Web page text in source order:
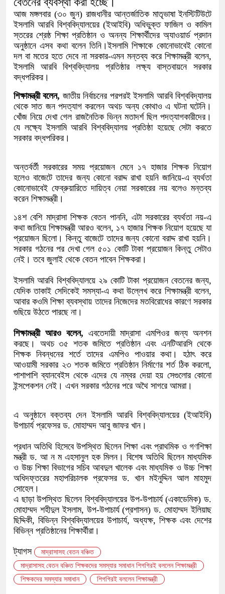
আজ মঙ্গলবার (৩০ জুন) রাজধানীর আন্তর্জাতিক মাতৃভাষা ইনস্টিটিউটে
ইসলামি আরবি বিশ্ববিদ্যালয়ের (ইআইবি) অধিভুক্ত ফাজিল ও কামিল
স্তরের শ্রেষ্ঠ শিক্ষা প্রতিষ্ঠান ও অনন্য শিক্ষার্থীদের অ্যাওয়ার্ড প্রদান
অনুষ্ঠানে এসব কথা বলেন তিনি।ইসলামি শিক্ষাকে কোনোভাবেই কোনো
দল বা মতের হতে দেবে না সরকার-এমন মন্তব্য করে শিক্ষামন্ত্রী বলেন,
ইসলামি আরবি বিশ্ববিদ্যালয় প্রতিষ্ঠার লক্ষ্য বাস্তবায়নে সরকার
বদ্ধপরিকর।
শিক্ষামন্ত্রী বলেন, জাতীয় নির্বাচনের পরপরই ইসলামি আরবি বিশ্ববিদ্যালয়
থেকে সাত জন পদত্যাগ করলেন অথচ অন্য কোথাও এ ঘটনা ঘটেনি।
খোঁজ নিয়ে দেখা গেল রাজনৈতিক ভিন্ন মতাদর্শ ছিল পদত্যাগকারীদের।
যে লক্ষ্যে ইসলামি আরবি বিশ্ববিদ্যালয় প্রতিষ্ঠা হয়েছে সেটা করতে
সরকার বদ্ধপরিকর।
অন্তর্বর্তী সরকারের সময় প্রয়োজন মেনে ১৭ হাজার শিক্ষক নিয়োগ
হলেও বাজেটে তাদের জন্য কোনো বরাদ্দ রাখা হয়নি জানিয়ে-এ ব্যর্থতা
কোনোভাবেই ফেব্রুয়ারিতে দায়িত্ব নেয়া সরকারের নয় বলেও মন্তব্য
করেন শিক্ষামন্ত্রী।
১৪শ বেশি মাদ্রাসা শিক্ষক বেতন পাননি, এটা সরকারের ব্যর্থতা নয়-এ
কথা জানিয়ে শিক্ষামন্ত্রী আরও বলেন, ১৭ হাজার শিক্ষক নিয়োগ হয়েছে যা
প্রয়োজন ছিলো। কিন্তু বাজেটে তাদের জন্য কোনো বরাদ্দ রাখা হয়নি।
সরকার গঠনের পর দেখা গেল ৫০১ কোটি টাকা প্রয়োজন কিন্তু সেটাও
নেই। তবে জুলাই থেকে বেতন পাবেন শিক্ষকরা।
ইসলামি আরবি বিশ্ববিদ্যালয়ে ২৯ কোটি টাকা প্রয়োজন বেতনের জন্য,
যেদিক তাকাই সেদিকেই সমস্যা-এ কথা উল্লেখ করে শিক্ষামন্ত্রী বলেন,
আবার কওমি শিক্ষা ব্যবস্থায় তাদের নিজেদের মতবিরোধের কারণে সরকার
গুছিয়ে উঠতে পারছে না।
শিক্ষামন্ত্রী আরও বলেন, এবতেদায়ী মাদ্রাসা এমপিওর জন্য অনশন
করছে। অথচ ৩৫ শতক জমিতে প্রতিষ্ঠান এবং এনটিআরসি থেকে
শিক্ষক নিবন্ধনের শর্তে তাদের এমপিও পাওয়ার কথা। হঠাৎ করে
আওয়ামী সরকার ২৩ শতক জমিতে প্রতিষ্ঠান নির্মাণের শর্ত ঠিক করলো,
পাশাপাশি ব্যানবেইস থেকে এদের যে নম্বর দেয়া হয় সেগুলোর কোনো
ইন্সপেকশন নেই। এখন সরকার গঠনের পরে অথৈ সাগরে আমরা।
এ অনুষ্ঠানে বক্তব্য দেন ইসলামি আরবি বিশ্ববিদ্যালয়ের (ইআইবি)
উপাচার্য প্রফেসর ড. মোহাম্মদ আবু জাফর খান।
প্রধান অতিথি হিসেবে উপস্থিত ছিলেন শিক্ষা এবং প্রাথমিক ও গণশিক্ষা
মন্ত্রী ড. আ ন ম এহসানুল হক মিলন। বিশেষ অতিথি ছিলেন মাধ্যমিক
ও উচ্চ শিক্ষা বিভাগের সচিব আবদুল খালেক এবং মাধ্যমিক ও উচ্চ শিক্ষা
অধিদফ্তরের মহাপরিচালক প্রফেসর ড. খান মইনুদ্দিন আল মাহমুদ
সোহেল।
এ ছাড়া উপস্থিত ছিলেন বিশ্ববিদ্যালয়ের উপ-উপাচার্য (একাডেমিক) ড.
মোহাম্মদ শহীদুল ইসলাম, উপ-উপাচার্য (প্রশাসন) ড. মোহাম্মদ ইলিয়াছ
ছিদ্দিকী, বিভিন্ন বিশ্ববিদ্যালয়ের উপাচার্য, অধ্যক্ষ, শিক্ষক এবং দেশের
বিভিন্ন প্রতিষ্ঠানের শিক্ষার্থীরা।
ট্যাগস
মাদ্রাসাসহ বেতন বঞ্চিত
মাদ্রাসাসহ বেতন বঞ্চিত শিক্ষকদের সমস্যার সমাধান শিগগিরই বললেন শিক্ষামন্ত্রী
শিক্ষকদের সমস্যার সমাধান
শিগগিরই বললেন শিক্ষামন্ত্রী